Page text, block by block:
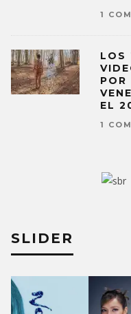
1
LOS
POR
EL
1
SLIDER